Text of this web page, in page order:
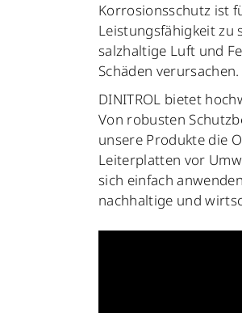
Korrosionsschutz ist
Leistungsfähigkeit zu
salzhaltige Luft und
Schäden verursachen.
DINITROL bietet
Von robusten
unsere Produkte die
Leiterplatten vor
sich einfach
nachhaltige und